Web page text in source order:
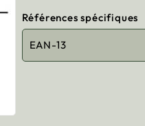
Références spécifiques
EAN-13